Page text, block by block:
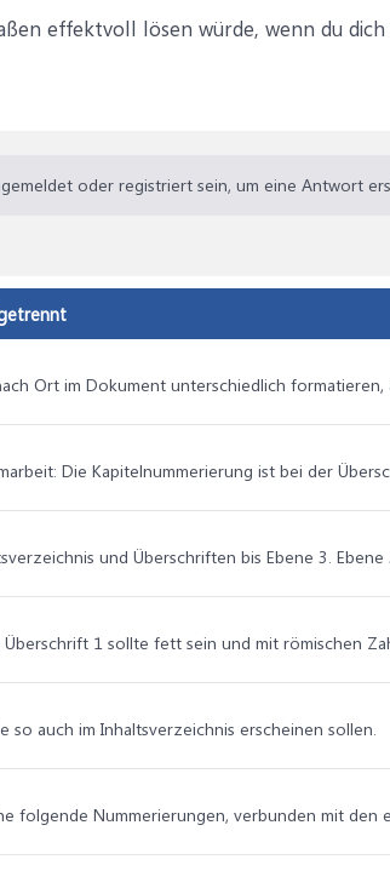
effektvoll lösen würde, wenn du
oder registriert sein, um eine Antwort
Ort im Dokument unterschiedlich formatieren,
Die Kapitelnummerierung ist bei der
und Überschriften bis Ebene 3. Ebene
1 sollte fett sein und mit römischen
auch im Inhaltsverzeichnis erscheinen sollen.
folgende Nummerierungen, verbunden mit den